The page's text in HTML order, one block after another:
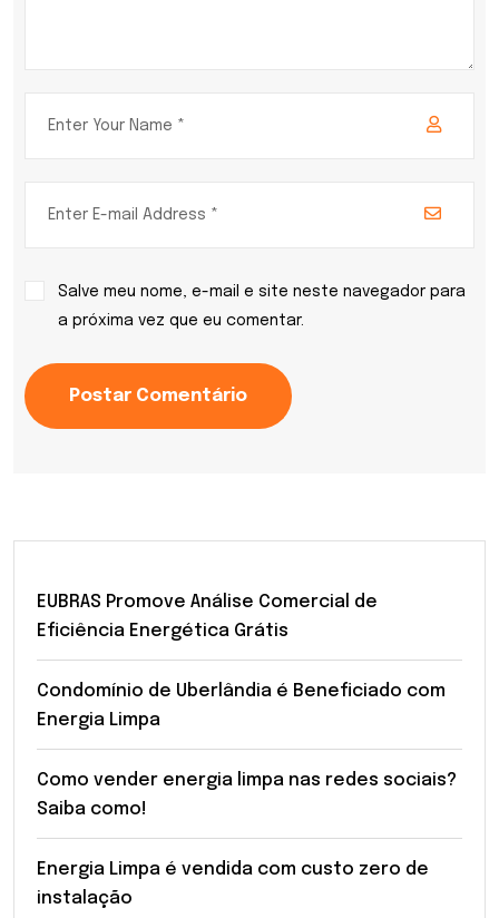
Salve meu nome, e-mail e site neste navegador para
a próxima vez que eu comentar.
Postar Comentário
EUBRAS Promove Análise Comercial de
Eficiência Energética Grátis
Condomínio de Uberlândia é Beneficiado com
Energia Limpa
Como vender energia limpa nas redes sociais?
Saiba como!
Energia Limpa é vendida com custo zero de
instalação